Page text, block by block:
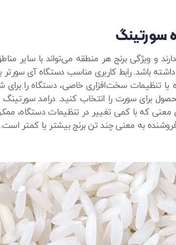
سورتینگ
و ویژگی برنج هر منطقه می‌تواند با سایر
باشد. رابط کاربری مناسب دستگاه آی
یا تنظیمات سخت‌افزاری خاصی، دستگاه را
برای سورت را انتخاب کنید. درامد
معنی که با کمی تغییر در تنظیمات دستگاه،
به معنی چند تن برنج بیشتر یا کمتر است.